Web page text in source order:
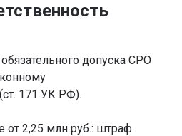
допуска СРО
171 УК РФ).
от 2,25 млн руб.: штраф